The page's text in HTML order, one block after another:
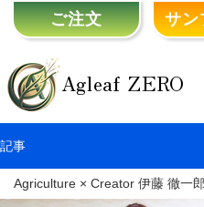
Agleaf ZERO
ご注文 サン
記事
Agriculture × Creator 伊藤 徹一郎